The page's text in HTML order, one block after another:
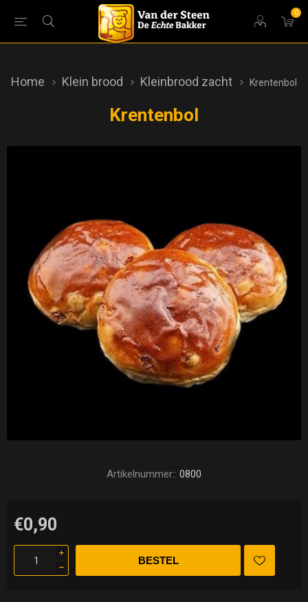
0
Home Klein brood Kleinbrood zacht Krentenbol
Krentenbol
Artikelnummer:: 0800
€0,90
i
h